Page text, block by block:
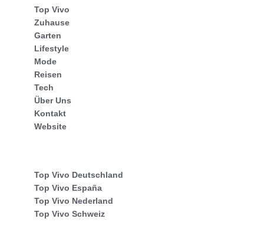
Top Vivo
Zuhause
Garten
Lifestyle
Mode
Reisen
Tech
Über Uns
Kontakt
Website
Top Vivo Deutschland
Top Vivo España
Top Vivo Nederland
Top Vivo Schweiz